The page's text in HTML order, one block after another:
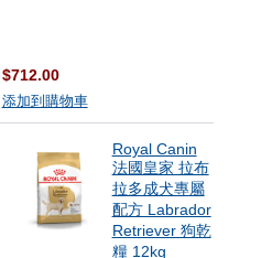
$712.00
添加到購物車
Royal Canin
法國皇家 拉布
拉多成犬專屬
配方 Labrador
Retriever 狗乾
糧 12kg